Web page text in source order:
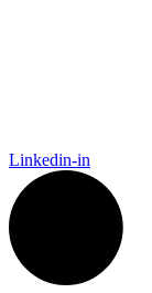
Linkedin-in